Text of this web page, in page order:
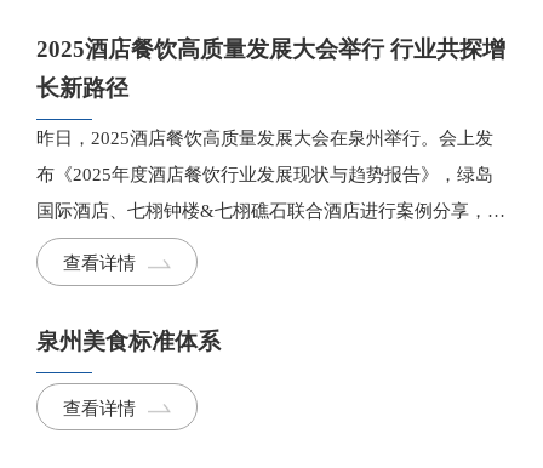
2025酒店餐饮高质量发展大会举行 行业共探增
长新路径
昨日，2025酒店餐饮高质量发展大会在泉州举行。会上发
布《2025年度酒店餐饮行业发展现状与趋势报告》，绿岛
国际酒店、七栩钟楼&七栩礁石联合酒店进行案例分享，来
自全国各地6位顶尖专家、企业家代表围绕“酒店与餐饮的
转型重塑与未来增长曲线”进行圆桌对话，颁发小吃嘉年华
查看详情
泉州美食标准体系
查看详情